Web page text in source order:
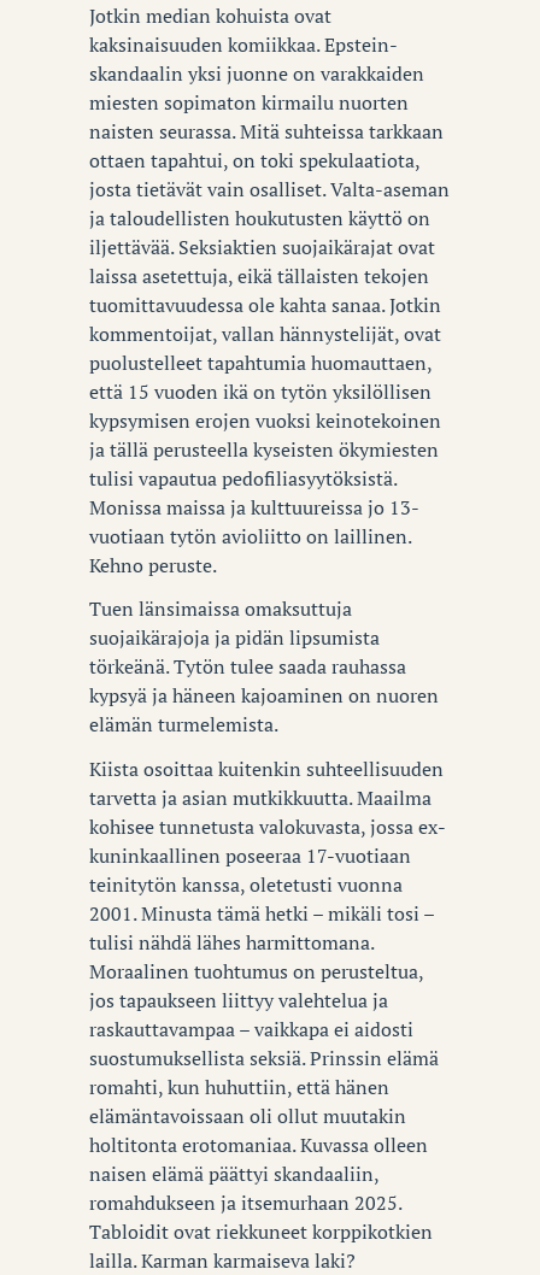
Jotkin median kohuista ovat
kaksinaisuuden komiikkaa. Epstein-
skandaalin yksi juonne on varakkaiden
miesten sopimaton kirmailu nuorten
naisten seurassa. Mitä suhteissa tarkkaan
ottaen tapahtui, on toki spekulaatiota,
josta tietävät vain osalliset. Valta-aseman
ja taloudellisten houkutusten käyttö on
iljettävää. Seksiaktien suojaikärajat ovat
laissa asetettuja, eikä tällaisten tekojen
tuomittavuudessa ole kahta sanaa. Jotkin
kommentoijat, vallan hännystelijät, ovat
puolustelleet tapahtumia huomauttaen,
että 15 vuoden ikä on tytön yksilöllisen
kypsymisen erojen vuoksi keinotekoinen
ja tällä perusteella kyseisten ökymiesten
tulisi vapautua pedofiliasyytöksistä.
Monissa maissa ja kulttuureissa jo 13-
vuotiaan tytön avioliitto on laillinen.
Kehno peruste.
Tuen länsimaissa omaksuttuja
suojaikärajoja ja pidän lipsumista
törkeänä. Tytön tulee saada rauhassa
kypsyä ja häneen kajoaminen on nuoren
elämän turmelemista.
Kiista osoittaa kuitenkin suhteellisuuden
tarvetta ja asian mutkikkuutta. Maailma
kohisee tunnetusta valokuvasta, jossa ex-
kuninkaallinen poseeraa 17-vuotiaan
teinitytön kanssa, oletetusti vuonna
2001. Minusta tämä hetki – mikäli tosi –
tulisi nähdä lähes harmittomana.
Moraalinen tuohtumus on perusteltua,
jos tapaukseen liittyy valehtelua ja
raskauttavampaa – vaikkapa ei aidosti
suostumuksellista seksiä. Prinssin elämä
romahti, kun huhuttiin, että hänen
elämäntavoissaan oli ollut muutakin
holtitonta erotomaniaa. Kuvassa olleen
naisen elämä päättyi skandaaliin,
romahdukseen ja itsemurhaan 2025.
Tabloidit ovat riekkuneet korppikotkien
lailla. Karman karmaiseva laki?